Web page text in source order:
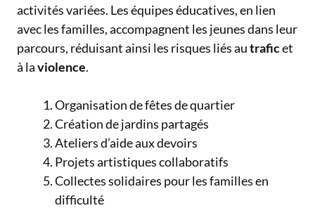
activités variées. Les équipes éducatives, en lien
avec les familles, accompagnent les jeunes dans leur
parcours, réduisant ainsi les risques liés autraficet
à laviolence.
Organisation de fêtes de quartier
Création de jardins partagés
Ateliers d’aide aux devoirs
Projets artistiques collaboratifs
Collectes solidaires pour les familles en
difficulté